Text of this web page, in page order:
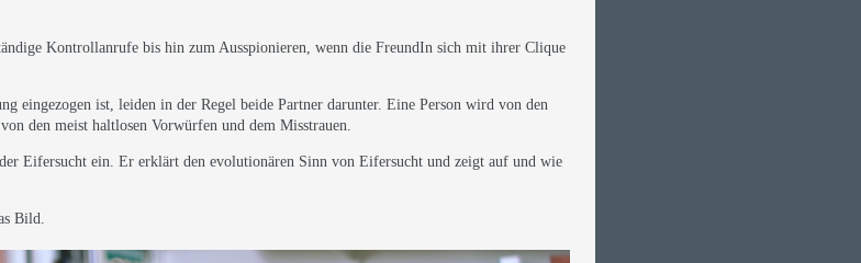
Kontrollanrufe bis hin zum Ausspionieren, wenn die FreundIn sich mit ihrer Clique
eingezogen ist, leiden in der Regel beide Partner darunter. Eine Person wird von den
den meist haltlosen Vorwürfen und dem Misstrauen.
Eifersucht ein. Er erklärt den evolutionären Sinn von Eifersucht und zeigt auf und wie
Bild.